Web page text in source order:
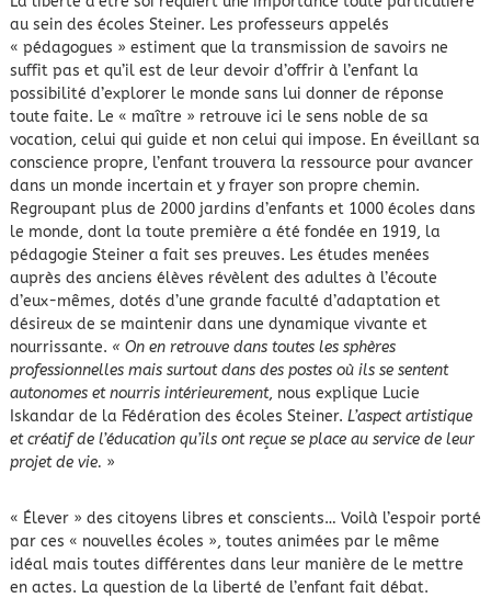
au sein des écoles Steiner. Les professeurs appelés
« pédagogues » estiment que la transmission de savoirs ne
suffit pas et qu’il est de leur devoir d’offrir à l’enfant la
possibilité d’explorer le monde sans lui donner de réponse
toute faite. Le « maître » retrouve ici le sens noble de sa
vocation, celui qui guide et non celui qui impose. En éveillant sa
conscience propre, l’enfant trouvera la ressource pour avancer
dans un monde incertain et y frayer son propre chemin.
Regroupant plus de 2000 jardins d’enfants et 1000 écoles dans
le monde, dont la toute première a été fondée en 1919, la
pédagogie Steiner a fait ses preuves. Les études menées
auprès des anciens élèves révèlent des adultes à l’écoute
d’eux-mêmes, dotés d’une grande faculté d’adaptation et
désireux de se maintenir dans une dynamique vivante et
nourrissante. « On en retrouve dans toutes les sphères
professionnelles mais surtout dans des postes où ils se sentent
autonomes et nourris intérieurement, nous explique Lucie
Iskandar de la Fédération des écoles Steiner. L’aspect artistique
et créatif de l’éducation qu’ils ont reçue se place au service de leur
projet de vie. »
« Élever » des citoyens libres et conscients… Voilà l’espoir porté
par ces « nouvelles écoles », toutes animées par le même
idéal mais toutes différentes dans leur manière de le mettre
en actes. La question de la liberté de l’enfant fait débat.